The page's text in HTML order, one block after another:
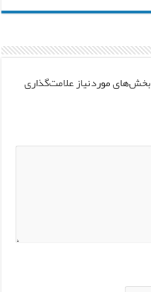
بخش‌های موردنیاز علامت‌گذاری